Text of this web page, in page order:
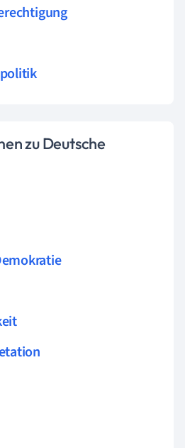
zu Deutsche